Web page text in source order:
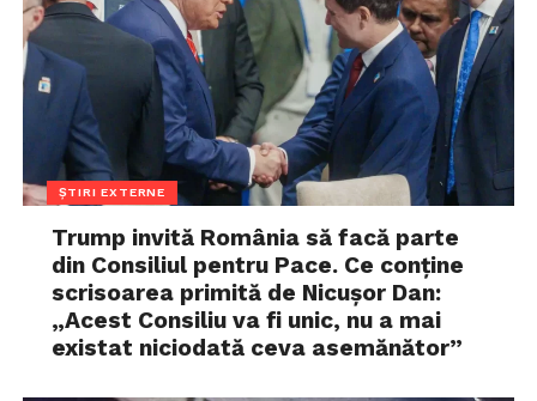
ȘTIRI EXTERNE
Trump invită România să facă parte
din Consiliul pentru Pace. Ce conține
scrisoarea primită de Nicușor Dan:
„Acest Consiliu va fi unic, nu a mai
existat niciodată ceva asemănător”